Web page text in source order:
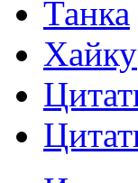
Танка
Хайку